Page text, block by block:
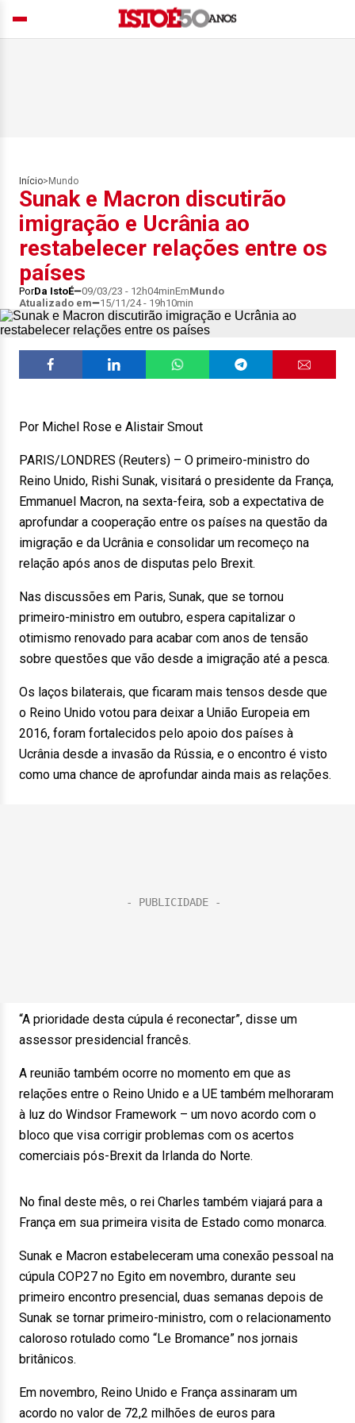
Início> Mundo
Sunak e Macron discutirão
imigração e Ucrânia ao
restabelecer relações entre os
países
PorDa IstoÉ 09/03/23 - 12h04minEmMundo
Atualizado em
15/11/24 - 19h10min
Por Michel Rose e Alistair Smout
PARIS/LONDRES (Reuters) – O primeiro-ministro do
Reino Unido, Rishi Sunak, visitará o presidente da França,
Emmanuel Macron, na sexta-feira, sob a expectativa de
aprofundar a cooperação entre os países na questão da
imigração e da Ucrânia e consolidar um recomeço na
relação após anos de disputas pelo Brexit.
Nas discussões em Paris, Sunak, que se tornou
primeiro-ministro em outubro, espera capitalizar o
otimismo renovado para acabar com anos de tensão
sobre questões que vão desde a imigração até a pesca.
Os laços bilaterais, que ficaram mais tensos desde que
o Reino Unido votou para deixar a União Europeia em
2016, foram fortalecidos pelo apoio dos países à
Ucrânia desde a invasão da Rússia, e o encontro é visto
como uma chance de aprofundar ainda mais as relações.
“A prioridade desta cúpula é reconectar”, disse um
assessor presidencial francês.
A reunião também ocorre no momento em que as
relações entre o Reino Unido e a UE também melhoraram
à luz do Windsor Framework – um novo acordo com o
bloco que visa corrigir problemas com os acertos
comerciais pós-Brexit da Irlanda do Norte.
No final deste mês, o rei Charles também viajará para a
França em sua primeira visita de Estado como monarca.
Sunak e Macron estabeleceram uma conexão pessoal na
cúpula COP27 no Egito em novembro, durante seu
primeiro encontro presencial, duas semanas depois de
Sunak se tornar primeiro-ministro, com o relacionamento
caloroso rotulado como “Le Bromance” nos jornais
britânicos.
Em novembro, Reino Unido e França assinaram um
acordo no valor de 72,2 milhões de euros para